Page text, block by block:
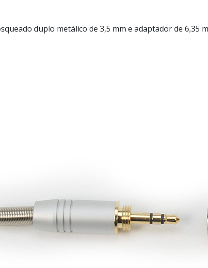
duplo metálico de 3,5 mm e adaptador de 6,35